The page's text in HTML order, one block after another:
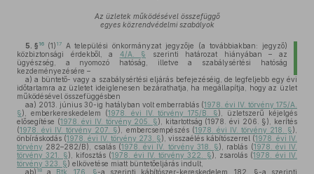
Az üzletek működésével összefüggő
egyes közrendvédelmi szabályok
5. § 16 (1) 17A települési önkormányzat jegyzője (a továbbiakban: jegyző)
közbiztonsági érdekből, a 4/A. § szerinti határozat hiányában – az
ügyészség, a nyomozó hatóság, illetve a szabálysértési hatóság
kezdeményezésére –
a) a büntető- vagy a szabálysértési eljárás befejezéséig, de legfeljebb egy évi
időtartamra az üzletet ideiglenesen bezárathatja, ha megállapítja, hogy az üzlet
működésével összefüggésben
aa) 2013. június 30-ig hatályban volt emberrablás (1978. évi IV. törvény 175/A.
§), emberkereskedelem (1978. évi IV. törvény 175/B. §), üzletszerű kéjelgés
elősegítése (1978. évi IV. törvény 205. §), kitartottság (1978. évi 206. §), kerítés
(1978. évi IV. törvény 207. §), embercsempészés (1978. évi IV. törvény 218. §),
önbíráskodás (1978. évi IV. törvény 273. §), visszaélés kábítószerrel (1978. évi IV.
törvény 282–282/B), csalás (1978. évi IV. törvény 318. §), rablás (1978. évi IV.
törvény 321. §), kifosztás (1978. évi IV. törvény 322. §), zsarolás (1978. évi IV.
törvény 323. §) elkövetése miatt büntetőeljárás indult,
ab) 18 a Btk. 176. §-a szerinti kábítószer-kereskedelem, 182. §-a szerinti